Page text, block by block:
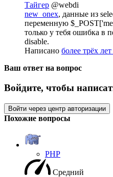
Тайгер @webdi
new_onex, данные из
переменную
только у тебя ошибка в
disable.
Написано более трёх
Ваш ответ на вопрос
Войдите, чтобы
Войти через центр авторизации
Похожие вопросы
PHP
Средний